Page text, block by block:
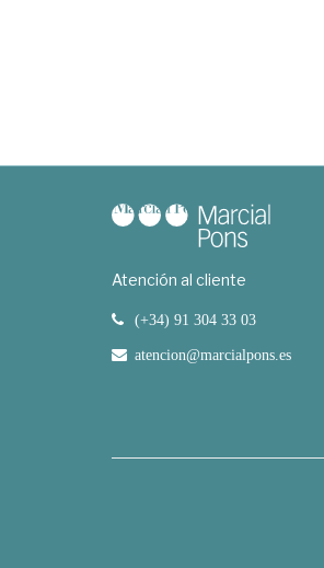
Atención al cliente
(+34) 91 304 33 03
atencion@marcialpons.es